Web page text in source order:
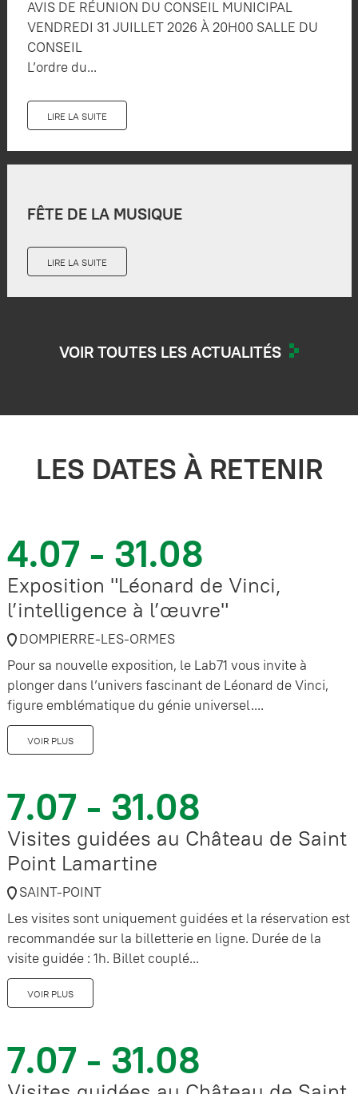
AVIS DE RÉUNION DU CONSEIL MUNICIPAL
VENDREDI 31 JUILLET 2026 À 20H00 SALLE DU
CONSEIL
L’ordre du...
LIRE LA SUITE
FÊTE DE LA MUSIQUE
LIRE LA SUITE
VOIR TOUTES LES ACTUALITÉS
LES DATES À RETENIR
4.07 - 31.08
Exposition "Léonard de Vinci,
l’intelligence à l’œuvre"
DOMPIERRE-LES-ORMES
Pour sa nouvelle exposition, le Lab71 vous invite à
plonger dans l’univers fascinant de Léonard de Vinci,
figure emblématique du génie universel....
VOIR PLUS
7.07 - 31.08
Visites guidées au Château de Saint
Point Lamartine
SAINT-POINT
Les visites sont uniquement guidées et la réservation est
recommandée sur la billetterie en ligne. Durée de la
visite guidée : 1h. Billet couplé...
VOIR PLUS
7.07 - 31.08